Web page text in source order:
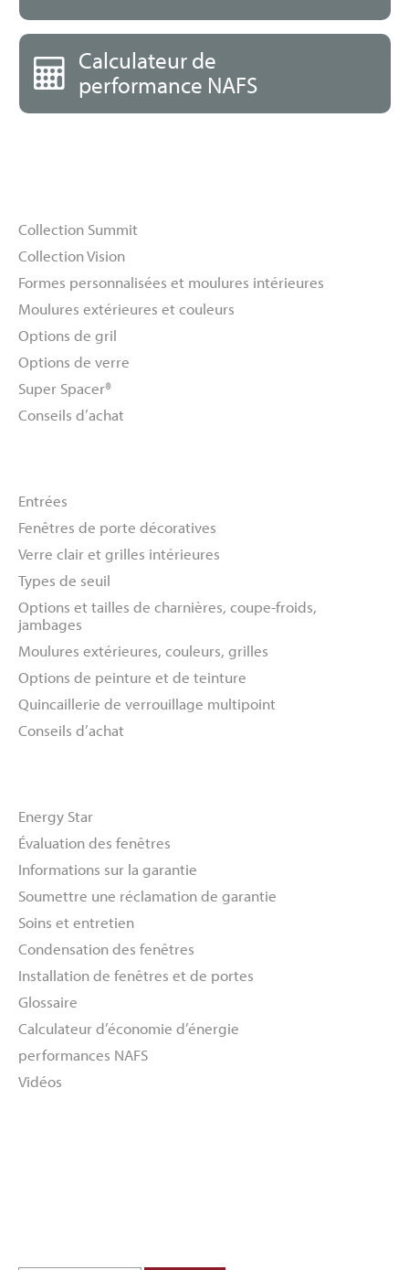
Calculateur de
performance NAFS
Collection Summit
Collection Vision
Formes personnalisées et moulures intérieures
Moulures extérieures et couleurs
Options de gril
Options de verre
Super Spacer®
Conseils d’achat
Entrées
Fenêtres de porte décoratives
Verre clair et grilles intérieures
Types de seuil
Options et tailles de charnières, coupe-froids,
jambages
Moulures extérieures, couleurs, grilles
Options de peinture et de teinture
Quincaillerie de verrouillage multipoint
Conseils d’achat
Energy Star
Évaluation des fenêtres
Informations sur la garantie
Soumettre une réclamation de garantie
Soins et entretien
Condensation des fenêtres
Installation de fenêtres et de portes
Glossaire
Calculateur d’économie d’énergie
performances NAFS
Vidéos